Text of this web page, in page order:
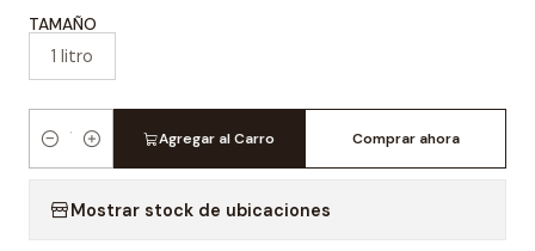
TAMAÑO
1 litro
Cantidad
Agregar al Carro Comprar ahora
Mostrar stock de ubicaciones